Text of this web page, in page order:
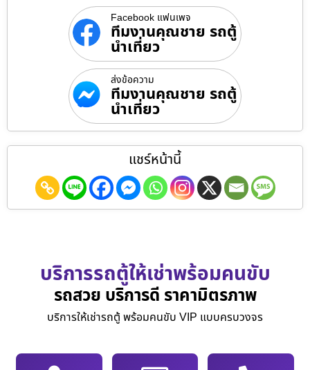
Facebook แฟนเพจ
ทีมงานคุณชาย รถตู้
นำเที่ยว
ส่งข้อความ
ทีมงานคุณชาย รถตู้
นำเที่ยว
แชร์หน้านี้
บริการรถตู้ให้เช่าพร้อมคนขับ
รถสวย บริการดี ราคามิตรภาพ
บริการให้เช่ารถตู้ พร้อมคนขับ VIP แบบครบวงจร